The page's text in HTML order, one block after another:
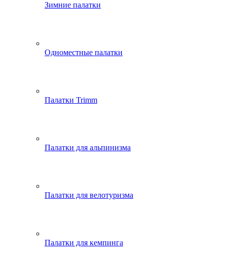
Зимние палатки
Одноместные палатки
Палатки Trimm
Палатки для альпинизма
Палатки для велотуризма
Палатки для кемпинга